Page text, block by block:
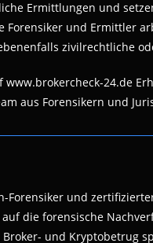
Ermittlungen und
und Ermittler
zivilrechtliche
24.de
aus Forensikern und
Forensiker und
auf die forensische
und Kryptobetrug